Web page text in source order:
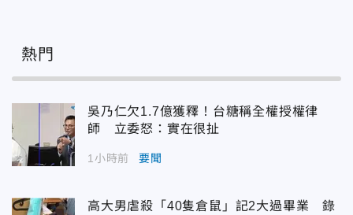
熱門
吳乃仁欠1.7億獲釋！台糖稱全權授權律
師 立委怒：實在很扯
1小時前 要聞
高大男虐殺「40隻倉鼠」記2大過畢業 錄